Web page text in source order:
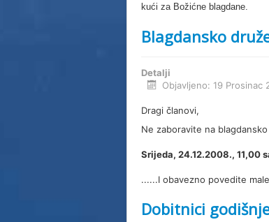
kući za Božićne blagdane.
Blagdansko
Detalji
Objavljeno: 19 Prosinac
Dragi članovi,
Ne zaboravite na
Srijeda, 24.12.2008., 11,00
......I obavezno povedite
Dobitnici